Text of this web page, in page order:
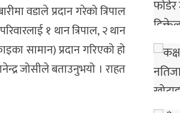
वडाले प्रदान गरेको त्रिपाल
१ थान त्रिपाल, २ थान
सामान) प्रदान गरिएको हो
जोसीले बताउनुभयो । राहत